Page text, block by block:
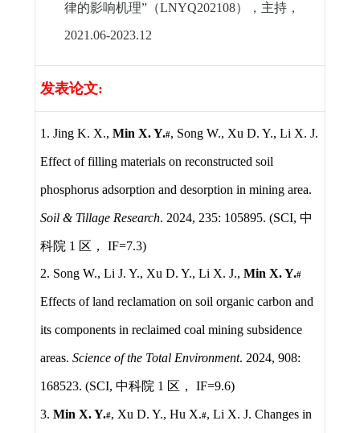
律的影响机理”（LNYQ202108），主持，
2021.06-2023.12
发表论文:
1. Jing K. X., Min X. Y.#, Song W., Xu D. Y., Li X. J.
Effect of filling materials on reconstructed soil
phosphorus adsorption and desorption in mining area.
Soil & Tillage Research. 2024, 235: 105895. (SCI, 中
科院 1 区， IF=7.3)
2. Song W., Li J. Y., Xu D. Y., Li X. J., Min X. Y.#
Effects of land reclamation on soil organic carbon and
its components in reclaimed coal mining subsidence
areas. Science of the Total Environment. 2024, 908:
168523. (SCI, 中科院 1 区， IF=9.6)
3. Min X. Y.#, Xu D. Y., Hu X.#, Li X. J. Changes in